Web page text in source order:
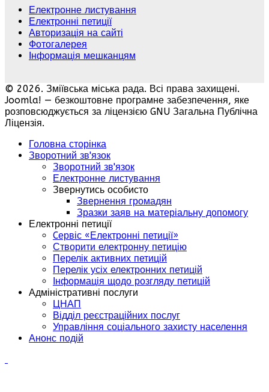
Електронне листування
Електронні петиції
Авторизація на сайті
Фотогалерея
Інформація мешканцям
© 2026. Зміївська міська рада. Всі права захищені.
Joomla! — безкоштовне програмне забезпечення, яке
розповсюджується за ліцензією GNU Загальна Публічна
Ліцензія.
Головна сторінка
Зворотний зв'язок
Зворотний зв'язок
Електронне листування
Звернутись особисто
Звернення громадян
Зразки заяв на матеріальну допомогу
Електронні петиції
Cервіс «Електронні петиції»
Створити електронну петицію
Перелік активних петицій
Перелік усіх електронних петицій
Інформація щодо розгляду петицій
Адміністративні послуги
ЦНАП
Відділ реєстраційних послуг
Управління соціального захисту населення
Анонс подій